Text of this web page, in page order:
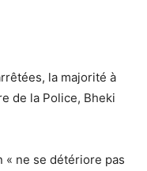
la majorité à
de la Police, Bheki
« ne se détériore pas